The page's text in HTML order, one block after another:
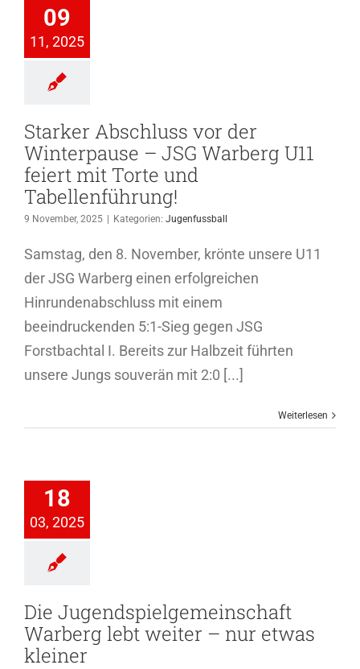
09
11, 2025
Warberg
feiert mit
und
Starker Abschluss vor der
Winterpause – JSG Warberg U11
feiert mit Torte und
Tabellenführung!
9 November, 2025 Kategorien: Jugenfussball
Samstag, den 8. November, krönte unsere U11
der JSG Warberg einen erfolgreichen
Hinrundenabschluss mit einem
beeindruckenden 5:1-Sieg gegen JSG
Forstbachtal I. Bereits zur Halbzeit führten
unsere Jungs souverän mit 2:0 [...]
Weiterlesen
18
03, 2025
lebt
– nur
kleiner
Die Jugendspielgemeinschaft
Warberg lebt weiter – nur etwas
kleiner